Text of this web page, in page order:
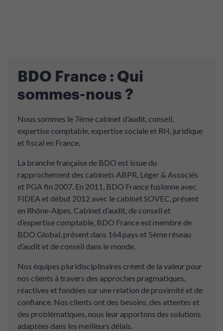
BDO France : Qui
sommes-nous ?
Nous sommes le 7ème cabinet d’audit, conseil,
expertise comptable, expertise sociale et RH, juridique
et fiscal en France.
La branche française de BDO est issue du
rapprochement des cabinets ABPR, Léger & Associés
et PGA fin 2007. En 2011, BDO France fusionne avec
FIDEA et début 2012 avec le cabinet SOVEC, présent
en Rhône-Alpes. Cabinet d’audit, de conseil et
d’expertise comptable, BDO France est membre de
BDO Global, présent dans 164 pays et 5ème réseau
d’audit et de conseil dans le monde.
Nos équipes pluridisciplinaires créent de la valeur pour
nos clients à travers des approches pragmatiques,
réactives et fondées sur une relation de proximité et de
confiance. Nos clients ont des besoins, des attentes et
des problématiques, nous leur apportons des solutions
adaptées dans les meilleurs délais.